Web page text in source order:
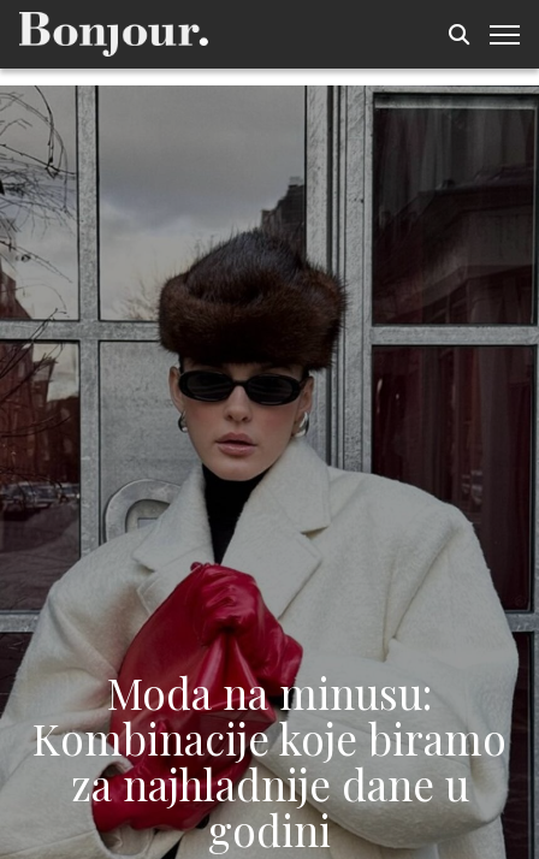
Moda na minusu:
Kombinacije koje biramo
za najhladnije dane u
godini